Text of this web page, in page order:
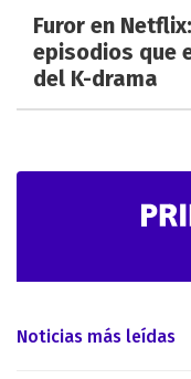
Furor en
episodios que
del K-drama
Noticias más leídas